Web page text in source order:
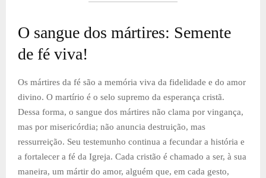
O sangue dos mártires: Semente
de fé viva!
Os mártires da fé são a memória viva da fidelidade e do amor
divino. O martírio é o selo supremo da esperança cristã.
Dessa forma, o sangue dos mártires não clama por vingança,
mas por misericórdia; não anuncia destruição, mas
ressurreição. Seu testemunho continua a fecundar a história e
a fortalecer a fé da Igreja. Cada cristão é chamado a ser, à sua
maneira, um mártir do amor, alguém que, em cada gesto,